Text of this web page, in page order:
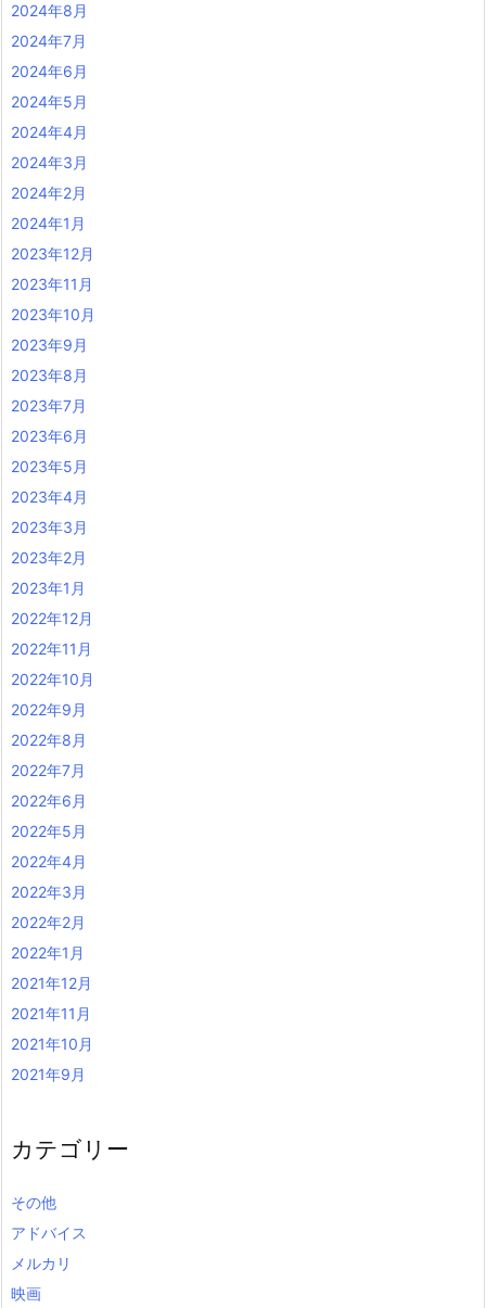
2024年8月
2024年7月
2024年6月
2024年5月
2024年4月
2024年3月
2024年2月
2024年1月
2023年12月
2023年11月
2023年10月
2023年9月
2023年8月
2023年7月
2023年6月
2023年5月
2023年4月
2023年3月
2023年2月
2023年1月
2022年12月
2022年11月
2022年10月
2022年9月
2022年8月
2022年7月
2022年6月
2022年5月
2022年4月
2022年3月
2022年2月
2022年1月
2021年12月
2021年11月
2021年10月
2021年9月
カテゴリー
その他
アドバイス
メルカリ
映画